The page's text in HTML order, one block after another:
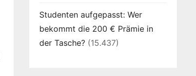
Studenten aufgepasst: Wer
bekommt die 200 € Prämie in
der Tasche? (15.437)